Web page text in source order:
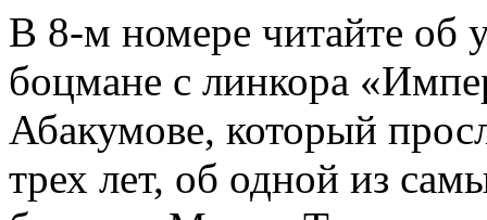
В 8-м номере читайте об
боцмане с линкора
Абакумове, который
трех лет, об одной из